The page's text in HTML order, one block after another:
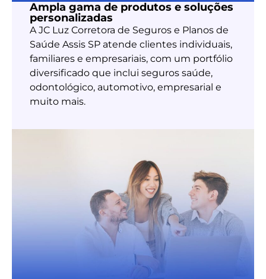
Ampla gama de produtos e soluções
personalizadas
A JC Luz Corretora de Seguros e Planos de
Saúde Assis SP atende clientes individuais,
familiares e empresariais, com um portfólio
diversificado que inclui seguros saúde,
odontológico, automotivo, empresarial e
muito mais.